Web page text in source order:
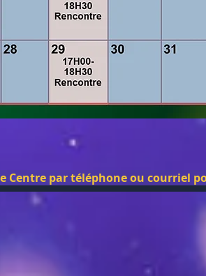
Centre par téléphone ou courriel